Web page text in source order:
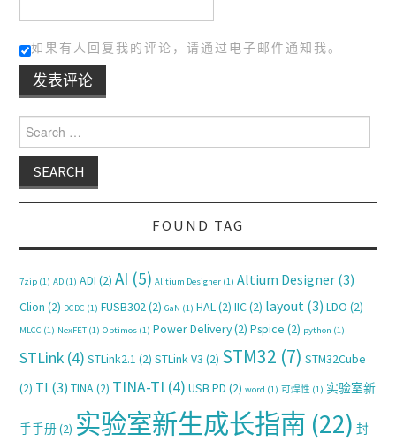
如果有人回复我的评论，请通过电子邮件通知我。
Search for:
FOUND TAG
7zip (1) AD (1) ADI (2) AI (5) Alitium Designer (1) Altium Designer (3)
Clion (2) DCDC (1) FUSB302 (2) GaN (1) HAL (2) IIC(2) layout (3) LDO (2)
MLCC (1) NexFET (1) Optimos (1) Power Delivery(2) Pspice (2) python (1)
STLink (4) STLink2.1 (2) STLink V3 (2) STM32 (7) STM32Cube
(2) TI (3) TINA (2) TINA-TI (4) USB PD (2) word (1) 可焊性 (1) 实验室新
手手册(2) 实验室新生成长指南 (22) 封